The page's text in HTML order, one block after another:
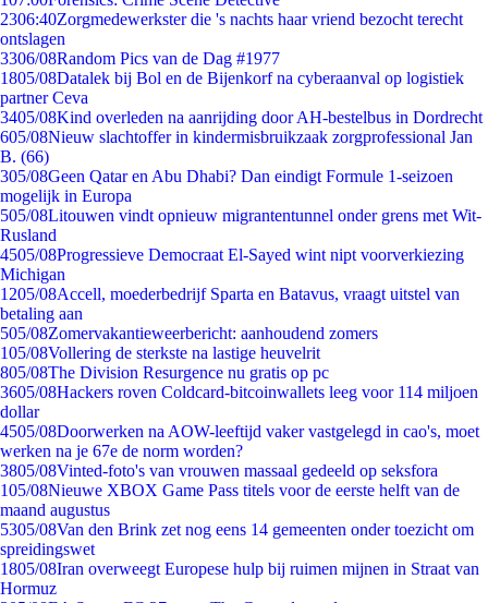
2306:40Zorgmedewerkster die 's nachts haar vriend bezocht terecht
ontslagen
3306/08Random Pics van de Dag #1977
1805/08Datalek bij Bol en de Bijenkorf na cyberaanval op logistiek
partner Ceva
3405/08Kind overleden na aanrijding door AH-bestelbus in Dordrecht
605/08Nieuw slachtoffer in kindermisbruikzaak zorgprofessional Jan
B. (66)
305/08Geen Qatar en Abu Dhabi? Dan eindigt Formule 1-seizoen
mogelijk in Europa
505/08Litouwen vindt opnieuw migrantentunnel onder grens met Wit-
Rusland
4505/08Progressieve Democraat El-Sayed wint nipt voorverkiezing
Michigan
1205/08Accell, moederbedrijf Sparta en Batavus, vraagt uitstel van
betaling aan
505/08Zomervakantieweerbericht: aanhoudend zomers
105/08Vollering de sterkste na lastige heuvelrit
805/08The Division Resurgence nu gratis op pc
3605/08Hackers roven Coldcard-bitcoinwallets leeg voor 114 miljoen
dollar
4505/08Doorwerken na AOW-leeftijd vaker vastgelegd in cao's, moet
werken na je 67e de norm worden?
3805/08Vinted-foto's van vrouwen massaal gedeeld op seksfora
105/08Nieuwe XBOX Game Pass titels voor de eerste helft van de
maand augustus
5305/08Van den Brink zet nog eens 14 gemeenten onder toezicht om
spreidingswet
1805/08Iran overweegt Europese hulp bij ruimen mijnen in Straat van
Hormuz